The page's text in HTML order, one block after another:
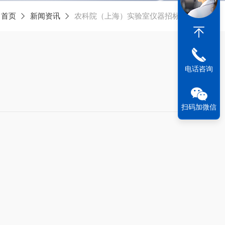
首页 新闻资讯 农科院（上海）实验室仪器招标采购
电话咨询
扫码加微信